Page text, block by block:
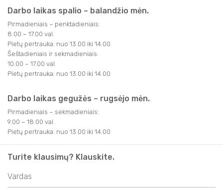
Darbo laikas spalio – balandžio mėn.
Pirmadieniais – penktadieniais:
8.00 – 17.00 val.
Pietų pertrauka: nuo 13.00 iki 14.00
Šeštadieniais ir sekmadieniais:
10.00 – 17.00 val.
Pietų pertrauka: nuo 13.00 iki 14.00
Darbo laikas gegužės – rugsėjo mėn.
Pirmadieniais – sekmadieniais:
9.00 – 18.00 val.
Pietų pertrauka: nuo 13.00 iki 14.00
Turite klausimų? Klauskite.